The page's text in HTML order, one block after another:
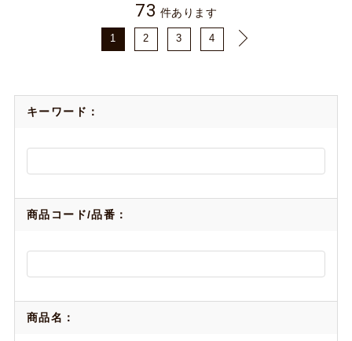
73 件あります
1 2 3 4
キーワード：
商品コード/品番：
商品名：